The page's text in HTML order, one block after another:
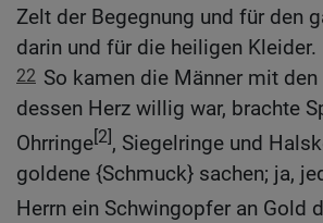
Zelt der Begegnung und für den
darin und für die heiligen Kleider.
22 So kamen die Männer mit den
dessen Herz willig war, brachte
Ohrringe[2], Siegelringe und
goldene {Schmuck} sachen; ja,
Herrn ein Schwingopfer an Gold